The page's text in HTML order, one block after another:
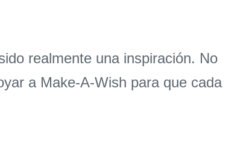
realmente una inspiración. No
a Make-A-Wish para que cada